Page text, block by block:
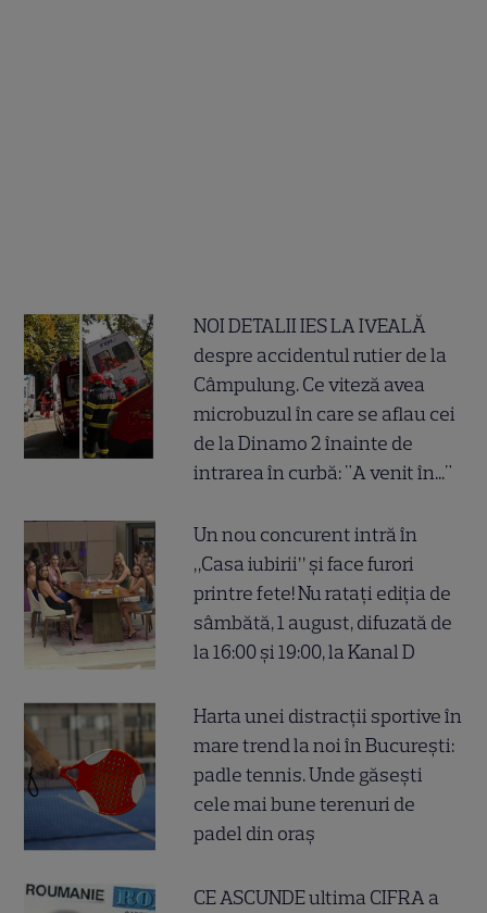
NOI DETALII IES LA IVEALĂ
despre accidentul rutier de la
Câmpulung. Ce viteză avea
microbuzul în care se aflau cei
de la Dinamo 2 înainte de
intrarea în curbă: "A venit în..."
Un nou concurent intră în
„Casa iubirii” și face furori
printre fete! Nu ratați ediția de
sâmbătă, 1 august, difuzată de
la 16:00 și 19:00, la Kanal D
Harta unei distracții sportive în
mare trend la noi în București:
padle tennis. Unde găsești
cele mai bune terenuri de
padel din oraș
CE ASCUNDE ultima CIFRA a